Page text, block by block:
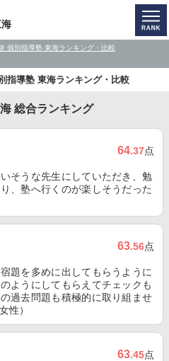
個別指導塾 東海ランキング・比較
指導塾 東海ランキング・比較
総合ランキング
64.37点
そうな先生にしていただき、勉
、塾へ行くのが楽しそうだった
63.56点
題を多めに出してもらうように
ようにしてもらえてチェックも
過去問題も積極的に取り組ませ
性）
63.45点